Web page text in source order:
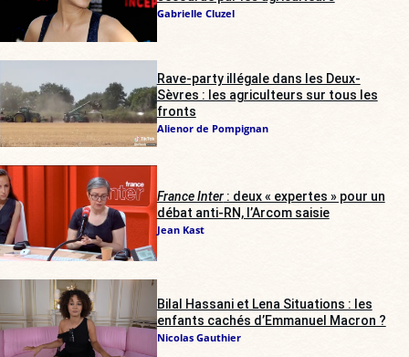
Gabrielle Cluzel
Rave-party illégale dans les Deux-
Sèvres : les agriculteurs sur tous les
fronts
Alienor de Pompignan
France Inter: deux « expertes » pour un
débat anti-RN, l’Arcom saisie
Jean Kast
Bilal Hassani et Lena Situations : les
enfants cachés d’Emmanuel Macron ?
Nicolas Gauthier